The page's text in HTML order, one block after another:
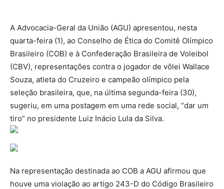
A Advocacia-Geral da União (AGU) apresentou, nesta
quarta-feira (1), ao Conselho de Ética do Comitê Olímpico
Brasileiro (COB) e à Confederação Brasileira de Voleibol
(CBV), representações contra o jogador de vôlei Wallace
Souza, atleta do Cruzeiro e campeão olímpico pela
seleção brasileira, que, na última segunda-feira (30),
sugeriu, em uma postagem em uma rede social, “dar um
tiro” no presidente Luiz Inácio Lula da Silva.
Na representação destinada ao COB a AGU afirmou que
houve uma violação ao artigo 243-D do Código Brasileiro